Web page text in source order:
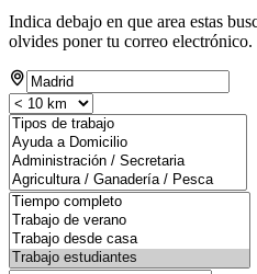
Indica debajo en que area estas
olvides poner tu correo electrónico.